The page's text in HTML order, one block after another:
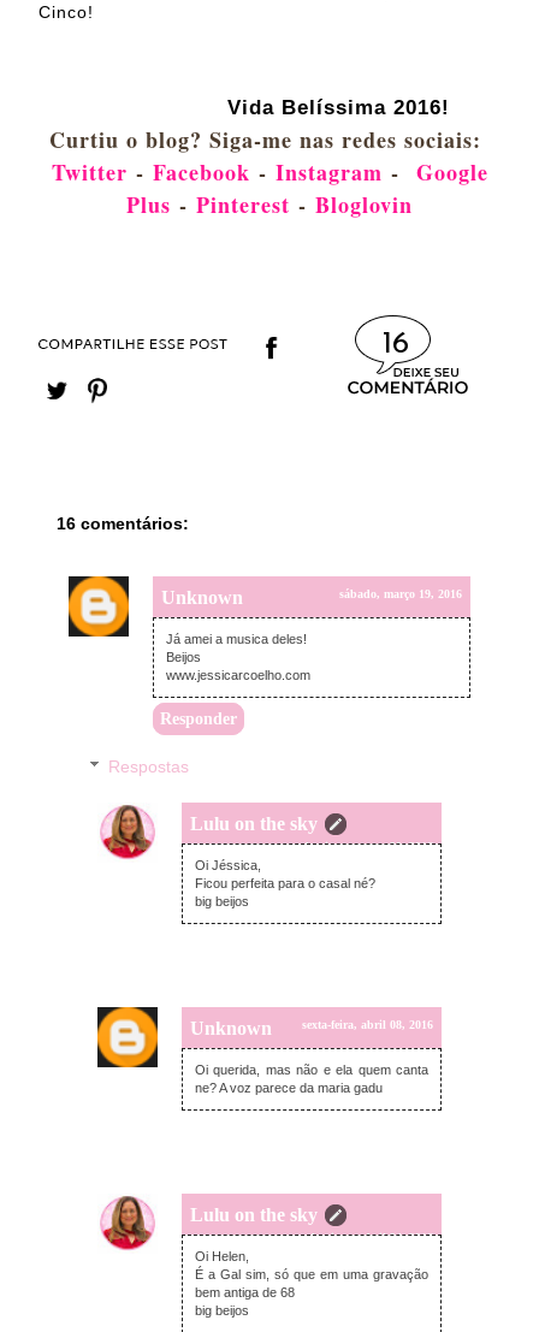
Cinco!
Vida Belíssima 2016!
Curtiu o blog? Siga-me nas redes sociais:
Twitter - Facebook - Instagram - Google
Plus - Pinterest - Bloglovin
16
16 comentários:
Unknown sábado, março 19, 2016
Já amei a musica deles!
Beijos
www.jessicarcoelho.com
Responder
Respostas
Lulu on the sky
domingo, março 20, 2016
Oi Jéssica,
Ficou perfeita para o casal né?
big beijos
Unknown sexta-feira, abril 08, 2016
Oi querida, mas não e ela quem canta
ne? A voz parece da maria gadu
Lulu on the sky
domingo, abril 24, 2016
Oi Helen,
É a Gal sim, só que em uma gravação
bem antiga de 68
big beijos